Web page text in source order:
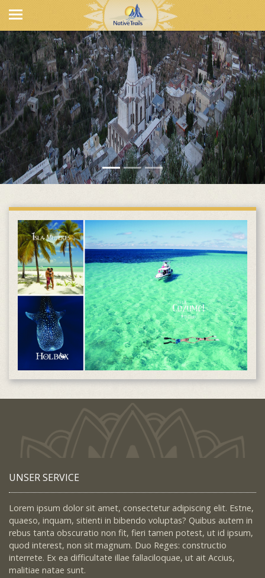
UNSER SERVICE
Lorem ipsum dolor sit amet, consectetur adipiscing elit. Estne,
quaeso, inquam, sitienti in bibendo voluptas? Quibus autem in
rebus tanta obscuratio non fit, fieri tamen potest, ut id ipsum,
quod interest, non sit magnum. Duo Reges: constructio
interrete. Ex ea difficultate illae fallaciloquae, ut ait Accius,
malitiae natae sunt.